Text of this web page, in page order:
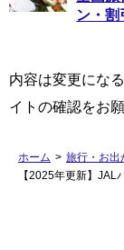
ン・割
内容は変更にな
イトの確認をお
ホーム > 旅行・お出
【2025年更新】JAL